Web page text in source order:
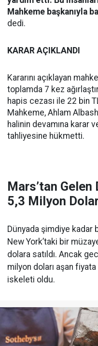
Mahkeme başkanıyla
dedi.
KARAR AÇIKLANDI
Kararını açıklayan
toplamda 7 kez
hapis cezası ile 22 bin
Mahkeme, Ahlam
halinin devamına karar
tahliyesine hükmetti.
Mars’tan Gelen
5,3 Milyon
Dünyada şimdiye kadar
New York’taki bir
dolara satıldı. Ancak
milyon doları aşan
iskeleti oldu.